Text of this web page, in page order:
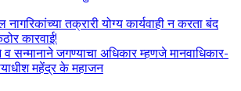
नागरिकांच्या तक्रारी योग्य कार्यवाही न करता बंद
कारवाई!
व सन्मानाने जगण्याचा अधिकार म्हणजे मानवाधिकार-
महेंद्र के महाजन